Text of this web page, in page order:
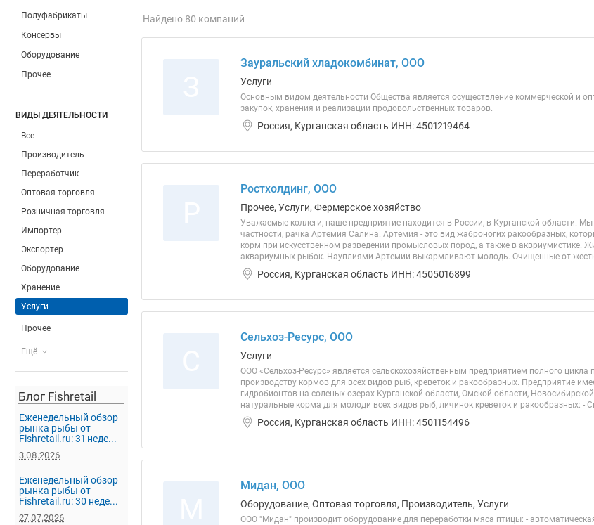
Полуфабрикаты
Консервы
Оборудование
Прочее
ВИДЫ ДЕЯТЕЛЬНОСТИ
Все
Производитель
Переработчик
Оптовая торговля
Розничная торговля
Импортер
Экспортер
Оборудование
Хранение
Услуги
Прочее
Ещё
Блог Fishretail
Еженедельный обзор
рынка рыбы от
Fishretail.ru: 31 неде...
3.08.2026
Еженедельный обзор
рынка рыбы от
Fishretail.ru: 30 неде...
27.07.2026
Найдено 80 компаний
Зауральский хладокомбинат, ООО
Услуги
Основным видом деятельности Общества является осуществление коммерческой и
закупок, хранения и реализации продовольственных товаров.
Россия, Курганская область ИНН: 4501219464
Ростхолдинг, ООО
Прочее, Услуги, Фермерское хозяйство
Уважаемые коллеги, наше предприятие находится в России, в Курганской области.
частности, рачка Артемия Cалина. Артемия - это вид жаброногих ракообразных,
корм при искусственном разведении промысловых пород, а также в аквриумистике.
аквариумных рыбок. Науплиями Артемии выкармливают молодь. Очищенные от
Россия, Курганская область ИНН: 4505016899
Сельхоз-Ресурс, ООО
Услуги
ООО «Сельхоз-Ресурс» является сельскохозяйственным предприятием полного цикла
производству кормов для всех видов рыб, креветок и ракообразных. Предприятие
гидробионтов на соленых озерах Курганской области, Омской области,
натуральные корма для молоди всех видов рыб, личинок креветок и ракообразных: -
Россия, Курганская область ИНН: 4501154496
Мидан, ООО
Оборудование, Оптовая торговля, Производитель, Услуги
ООО "Мидан" производит оборудование для переработки мяса птицы: -